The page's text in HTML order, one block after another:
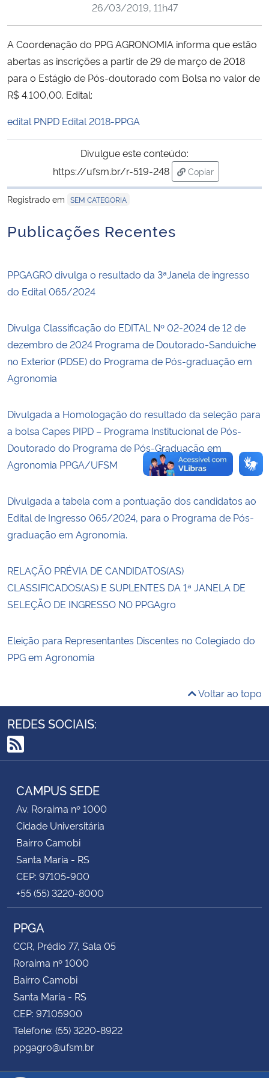
Ministério da Saúde
Ministério de Minas e Energia
Ministério do Meio Ambiente
Ministério do Turismo
Ministério do Desenvolvimento Regional
Controladoria-Geral da União
Secretaria-Geral
Secretaria de Governo
Gabinete de Segurança Institucional
26/03/2019, 11h47
A Coordenação do PPG AGRONOMIA informa que estão
abertas as inscrições a partir de 29 de março de 2018
para o Estágio de Pós-doutorado com Bolsa no valor de
R$ 4.100,00. Edital:
edital PNPD Edital 2018-PPGA
Divulgue este conteúdo:
https://ufsm.br/r-519-248
Copiar
para área de
Registrado em SEM CATEGORIA
Publicações Recentes
PPGAGRO divulga o resultado da 3ªJanela de ingresso
do Edital 065/2024
Divulga Classificação do EDITAL Nº 02-2024 de 12 de
dezembro de 2024 Programa de Doutorado-Sanduiche
no Exterior (PDSE) do Programa de Pós-graduação em
Agronomia
Divulgada a Homologação do resultado da seleção para
a bolsa Capes PIPD – Programa Institucional de Pós-
Doutorado do Programa de Pós-Graduação em
Agronomia PPGA/UFSM
Divulgada a tabela com a pontuação dos candidatos ao
Edital de Ingresso 065/2024, para o Programa de Pós-
graduação em Agronomia.
RELAÇÃO PRÉVIA DE CANDIDATOS(AS)
CLASSIFICADOS(AS) E SUPLENTES DA 1ª JANELA DE
SELEÇÃO DE INGRESSO NO PPGAgro
Eleição para Representantes Discentes no Colegiado do
PPG em Agronomia
Voltar ao topo
REDES SOCIAIS:
RSS
CAMPUS SEDE
Av. Roraima nº 1000
Cidade Universitária
Bairro Camobi
Santa Maria - RS
CEP: 97105-900
+55 (55) 3220-8000
PPGA
CCR, Prédio 77, Sala 05
Roraima nº 1000
Bairro Camobi
Santa Maria - RS
CEP: 97105900
Telefone: (55) 3220-8922
ppgagro@ufsm.br